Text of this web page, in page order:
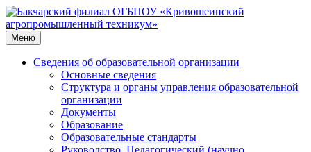
Перейти
к
содержимому
Меню
Сведения об образовательной организации
Основные сведения
Структура и органы управления образовательной
организации
Документы
Образование
Образовательные стандарты
Руководство. Педагогический (научно